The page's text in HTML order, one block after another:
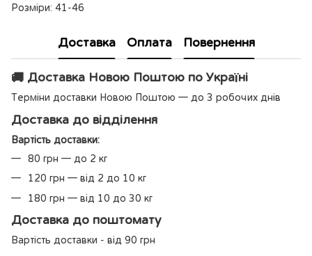
Розміри: 41-46
Доставка Оплата Повернення
🚚 Доставка Новою Поштою по Україні
Терміни доставки Новою Поштою — до 3 робочих днів
Доставка до відділення
Вартість доставки:
80 грн — до 2 кг
120 грн — від 2 до 10 кг
180 грн — від 10 до 30 кг
Доставка до поштомату
Вартість доставки - від 90 грн